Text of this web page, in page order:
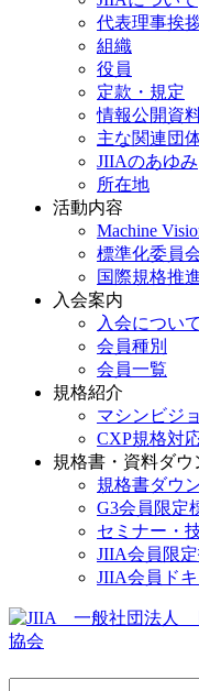
代表理事挨
組織
役員
定款・規定
情報公開資
主な関連団
JIIAのあゆみ
所在地
活動内容
Machine
標準化委員
国際規格推
入会案内
入会について
会員種別
会員一覧
規格紹介
マシンビジ
CXP規格対
規格書・資料ダウ
規格書ダウ
G3会員限定
セミナー・
JIIA会員限
JIIA会員ド